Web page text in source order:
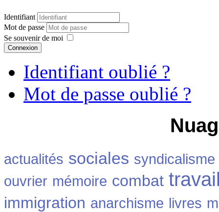
Identifiant
Mot de passe
Se souvenir de moi
Connexion
Identifiant oublié ?
Mot de passe oublié ?
actualités sociales syndicalisme
ouvrier mémoire combat
immigration anarchisme livres